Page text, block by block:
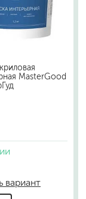
MasterGood
вариант